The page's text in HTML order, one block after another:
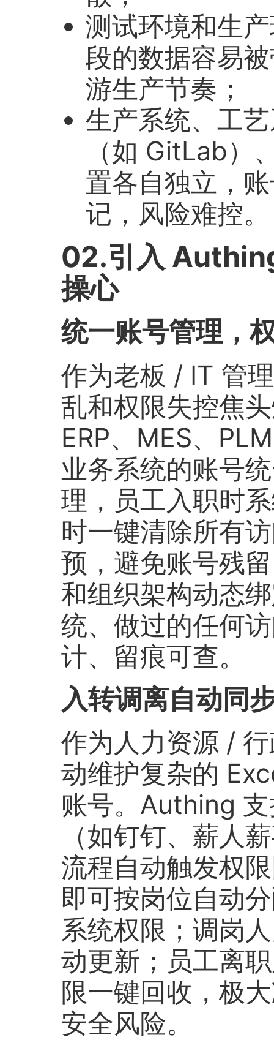
测试环境和生
段的数据容易
游生产节奏；
生产系统、工
（如 GitLab）
置各自独立，
记，风险难控。
02.引入
操心
统一账号管理，
作为老板 / IT 管
乱和权限失控焦
ERP、MES、
业务系统的账号
理，员工入职时
时一键清除所有
预，避免账号残
和组织架构动态
统、做过的任何
计、留痕可查。
入转调离自动同
作为人力资源 /
动维护复杂的
账号。Authing
（如钉钉、薪人
流程自动触发权
即可按岗位自动
系统权限；调岗
动更新；员工离
限一键回收，极
安全风险。